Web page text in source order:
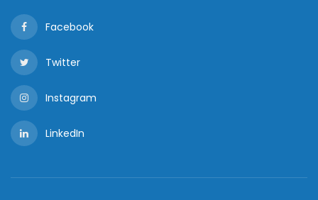
Facebook
Twitter
Instagram
LinkedIn